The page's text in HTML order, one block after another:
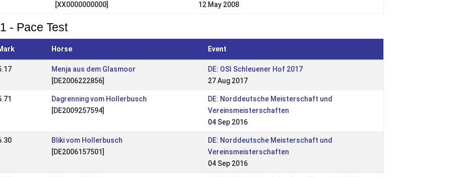
[XX0000000000]
12 May 2008
- Pace Test
Horse Event
Menja aus dem Glasmoor
[DE2006222856]
DE: OSI Schleuener Hof 2017
27 Aug 2017
Dagrenning vom Hollerbusch
[DE2009257594]
DE: Norddeutsche Meisterschaft und
Vereinsmeisterschaften
04 Sep 2016
Bliki vom Hollerbusch
[DE2006157501]
DE: Norddeutsche Meisterschaft und
Vereinsmeisterschaften
04 Sep 2016